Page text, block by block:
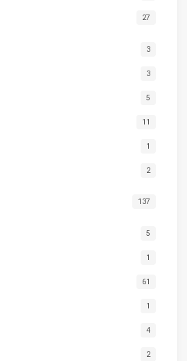
27
3
3
5
11
1
2
137
5
1
61
1
4
2